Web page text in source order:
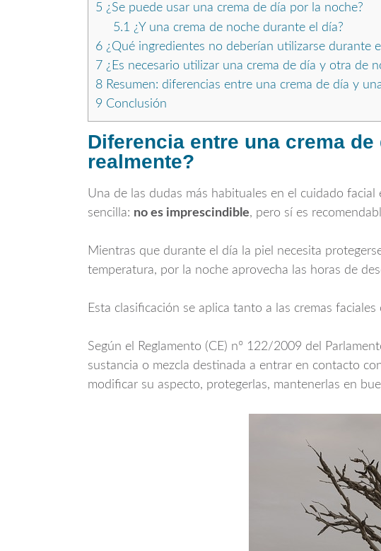
5 ¿Se puede usar una crema de día por la noche?
5.1 ¿Y una crema de noche durante el día?
6 ¿Qué ingredientes no deberían utilizarse durante
7 ¿Es necesario utilizar una crema de día y otra de
8 Resumen: diferencias entre una crema de día y
9 Conclusión
Diferencia entre una crema
realmente?
Una de las dudas más habituales en el cuidado
sencilla: no es imprescindible, pero sí es
Mientras que durante el día la piel necesita
temperatura, por la noche aprovecha las horas de
Esta clasificación se aplica tanto a las cremas faciales
Según el Reglamento (CE) nº 122/2009 del
sustancia o mezcla destinada a entrar en contacto
modificar su aspecto, protegerlas, mantenerlas en